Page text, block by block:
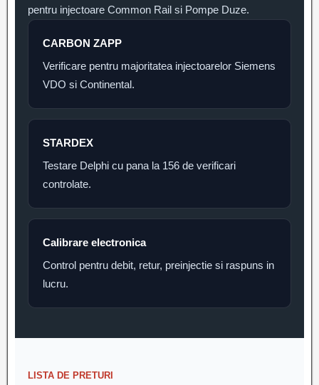
pentru injectoare Common Rail si Pompe Duze.
CARBON ZAPP
Verificare pentru majoritatea injectoarelor Siemens
VDO si Continental.
STARDEX
Testare Delphi cu pana la 156 de verificari
controlate.
Calibrare electronica
Control pentru debit, retur, preinjectie si raspuns in
lucru.
LISTA DE PRETURI